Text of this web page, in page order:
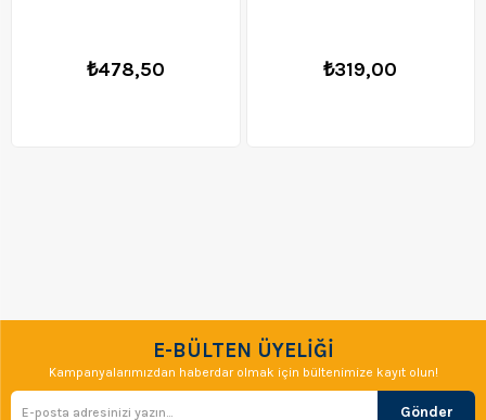
₺478,50 ₺319,00
E-BÜLTEN ÜYELİĞİ
Kampanyalarımızdan haberdar olmak için bültenimize kayıt olun!
Gönder